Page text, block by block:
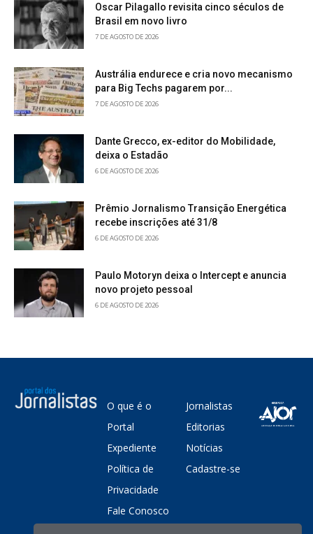
Oscar Pilagallo revisita cinco séculos de
Brasil em novo livro
7 DE AGOSTO DE 2026
Austrália endurece e cria novo mecanismo
para Big Techs pagarem por...
7 DE AGOSTO DE 2026
Dante Grecco, ex-editor do Mobilidade,
deixa o Estadão
6 DE AGOSTO DE 2026
Prêmio Jornalismo Transição Energética
recebe inscrições até 31/8
6 DE AGOSTO DE 2026
Paulo Motoryn deixa o Intercept e anuncia
novo projeto pessoal
6 DE AGOSTO DE 2026
O que é o
Portal
Expediente
Política de
Privacidade
Fale Conosco
Jornalistas
Editorias
Notícias
Cadastre-se